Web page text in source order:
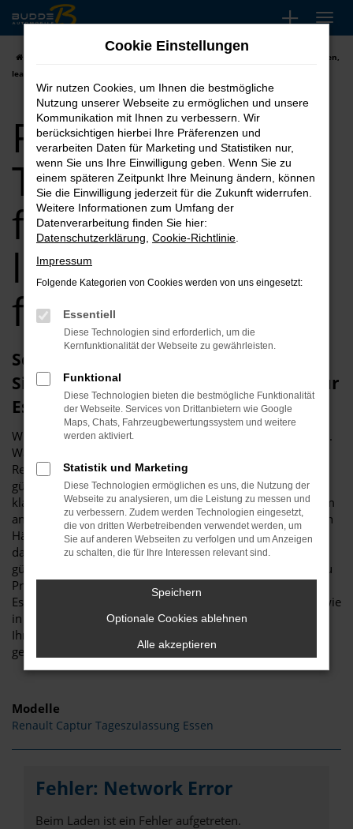
Zum
Hauptinhalt
springen
Renault Tageszulassung für Essen kaufen,
leasen, finanzieren
Renault
Tageszulassung
für Essen kaufen,
leasen,
finanzieren
Schnäppchenstimmung? Dann sichern
Sie sich eine Renault Tageszulassung für
Essen
Wir bei Budde Automobile sind stets in Schnäppchenlaune.
Was das bedeutet? Ganz einfach, dass Sie bei uns eine
Renault Tageszulassung für Essen zum rekordverdächtig
günstigen Preis erhalten. Möglich wird dies, indem ein
klassischer Neuwagen für einen Tag in Essen oder an einem
anderen Ort zugelassen wird. Die Zulassung erfolgt auf den
Händler und ist natürlich nur „pro forma“. Erreicht wird
dadurch, dass eine Renault Tageszulassung zu einem
günstigeren Preis angeboten werden kann, ohne dass es zu
Problemen mit den Herstellern kommt. Ihre Mobilität in
Essen bleibt auf diese Weise so hochwertig und bequem, wie
in einem echten Neuwagen und selbstverständlich wurde
Ihre Renault Tageszulassung noch keinen Kilometer
gefahren.
Modelle
Renault Captur Tageszulassung Essen
Fehler: Network Error
Beim Laden ist ein Fehler aufgetreten.
Cookie Einstellungen
Wir nutzen Cookies, um Ihnen die bestmögliche
Nutzung unserer Webseite zu ermöglichen und unsere
Kommunikation mit Ihnen zu verbessern. Wir
berücksichtigen hierbei Ihre Präferenzen und
verarbeiten Daten für Marketing und Statistiken nur,
wenn Sie uns Ihre Einwilligung geben. Wenn Sie zu
einem späteren Zeitpunkt Ihre Meinung ändern, können
Sie die Einwilligung jederzeit für die Zukunft widerrufen.
Weitere Informationen zum Umfang der
Datenverarbeitung finden Sie hier:
Datenschutzerklärung Cookie-Richtlinie
Impressum
Folgende Kategorien von Cookies werden von uns eingesetzt:
Essentiell
Diese Technologien sind erforderlich, um die
Kernfunktionalität der Webseite zu gewährleisten.
Funktional
Diese Technologien bieten die bestmögliche Funktionalität
der Webseite. Services von Drittanbietern wie Google
Maps, Chats, Fahrzeugbewertungssystem und weitere
werden aktiviert.
Statistik und Marketing
Diese Technologien ermöglichen es uns, die Nutzung der
Webseite zu analysieren, um die Leistung zu messen und
zu verbessern. Zudem werden Technologien eingesetzt,
die von dritten Werbetreibenden verwendet werden, um
Sie auf anderen Webseiten zu verfolgen und um Anzeigen
zu schalten, die für Ihre Interessen relevant sind.
Speichern
Optionale Cookies ablehnen
Alle akzeptieren